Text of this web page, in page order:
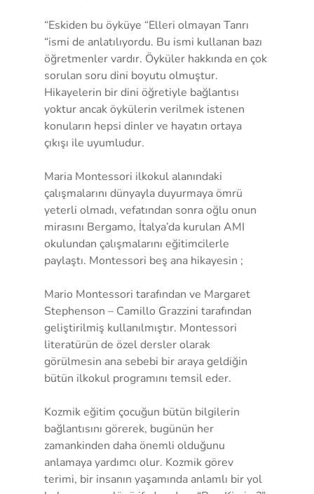
“Eskiden bu öyküye “Elleri olmayan Tanrı
“ismi de anlatılıyordu. Bu ismi kullanan bazı
öğretmenler vardır. Öyküler hakkında en çok
sorulan soru dini boyutu olmuştur.
Hikayelerin bir dini öğretiyle bağlantısı
yoktur ancak öykülerin verilmek istenen
konuların hepsi dinler ve hayatın ortaya
çıkışı ile uyumludur.
Maria Montessori ilkokul alanındaki
çalışmalarını dünyayla duyurmaya ömrü
yeterli olmadı, vefatından sonra oğlu onun
mirasını Bergamo, İtalya’da kurulan AMI
okulundan çalışmalarını eğitimcilerle
paylaştı. Montessori beş ana hikayesin ;
Mario Montessori tarafından ve Margaret
Stephenson – Camillo Grazzini tarafından
geliştirilmiş kullanılmıştır. Montessori
literatürün de özel dersler olarak
görülmesin ana sebebi bir araya geldiğin
bütün ilkokul programını temsil eder.
Kozmik eğitim çocuğun bütün bilgilerin
bağlantısını görerek, bugünün her
zamankinden daha önemli olduğunu
anlamaya yardımcı olur. Kozmik görev
terimi, bir insanın yaşamında anlamlı bir yol